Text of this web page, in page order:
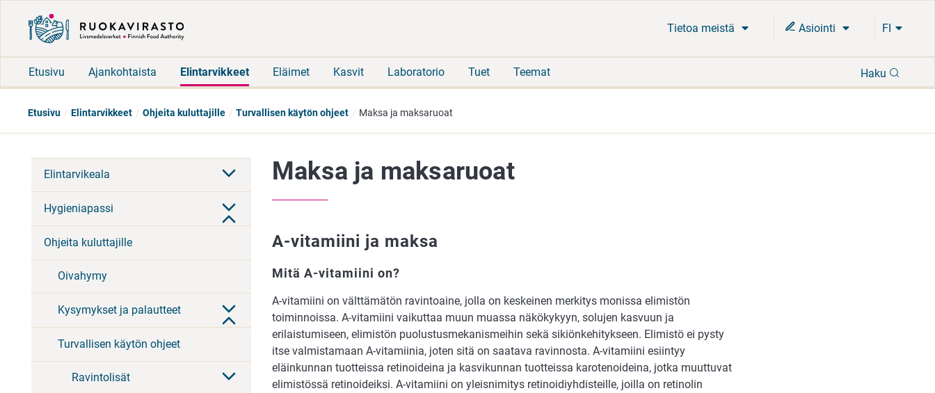
Tietoa meistä Asiointi FI
Etusivu Ajankohtaista Elintarvikkeet Eläimet Kasvit Laboratorio Tuet Teemat Haku
Etusivu Elintarvikkeet Ohjeita kuluttajille Turvallisen käytön ohjeet Maksa ja maksaruoat
Elintarvikeala
Hygieniapassi
Ohjeita kuluttajille
Oivahymy
Kysymykset ja palautteet
Turvallisen käytön ohjeet
Ravintolisät
Maksa ja maksaruoat
A-vitamiini ja maksa
Mitä A-vitamiini on?
A-vitamiini on välttämätön ravintoaine, jolla on keskeinen merkitys monissa elimistön
toiminnoissa. A-vitamiini vaikuttaa muun muassa näkökykyyn, solujen kasvuun ja
erilaistumiseen, elimistön puolustusmekanismeihin sekä sikiönkehitykseen. Elimistö ei pysty
itse valmistamaan A-vitamiinia, joten sitä on saatava ravinnosta. A-vitamiini esiintyy
eläinkunnan tuotteissa retinoideina ja kasvikunnan tuotteissa karotenoideina, jotka muuttuvat
elimistössä retinoideiksi. A-vitamiini on yleisnimitys retinoidiyhdisteille, joilla on retinolin